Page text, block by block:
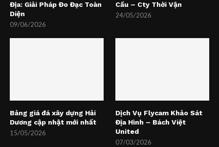
Địa: Giải Pháp Đo Đạc Toàn
Diện
09/06/2026
Cầu – Cty Thời Vận
24/05/2026
Bảng giá đá xây dựng Hải
Dương cập nhật mới nhất
15/05/2026
Dịch Vụ Flycam Khảo Sát
Địa Hình – Bách Việt
United
07/03/2026